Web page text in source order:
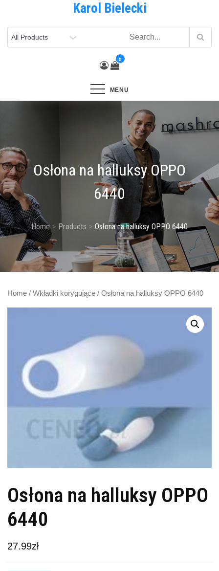
content
Karol Bielecki
0
MENU
Osłona na halluksy OPPO
6440
Home Products Osłona na halluksy OPPO 6440
Home / Wkładki korygujące / Osłona na halluksy OPPO 6440
Osłona na halluksy OPPO
6440
27.99zł